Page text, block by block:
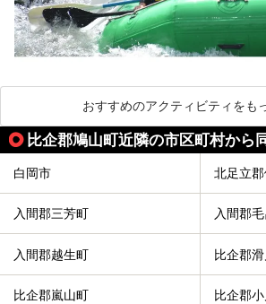
おすすめのアクティビティをも
比企郡鳩山町近隣の市区町村から
白岡市 北足立
入間郡三芳町 入間郡毛
入間郡越生町 比企郡
比企郡嵐山町 比企郡